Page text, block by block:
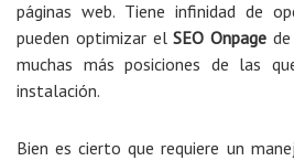
páginas web. Tiene infinidad de
pueden optimizar elSEO Onpage
muchas más posiciones de las
instalación.
Bien es cierto que requiere un